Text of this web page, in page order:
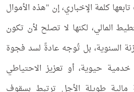
كلمة الإخباري، إن "هذه الأموال
المالي، لكنها لا تصلح لأن تكون
السنوية، بل تُوجه عادةً لسد فجوة
حيوية، أو تعزيز الاحتياطي